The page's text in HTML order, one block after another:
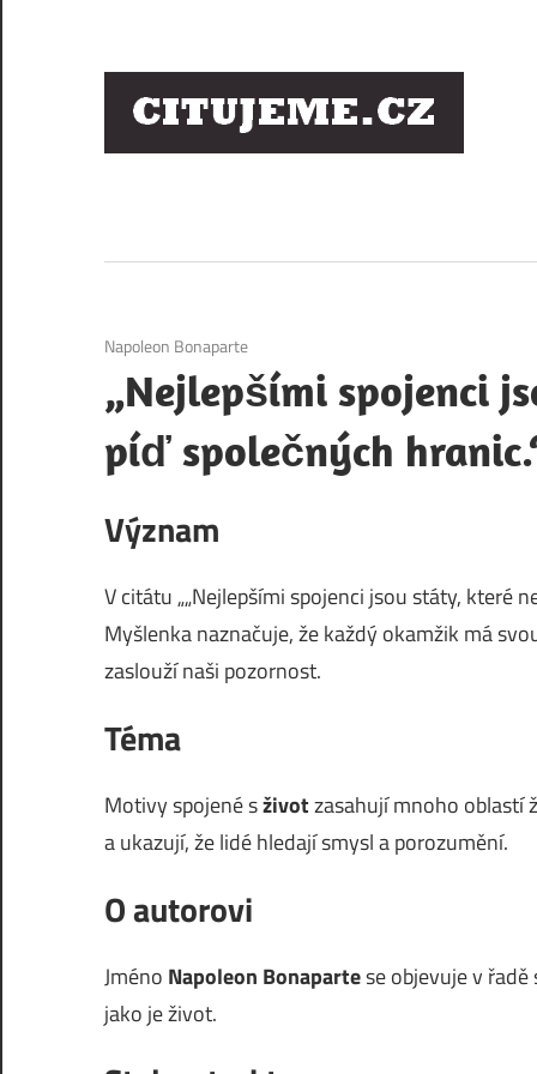
6. 12. 2020
Napoleon Bonaparte
„Nejlepšími spojenci
píď společných
Význam
V citátu „„Nejlepšími spojenci jsou státy, které
Myšlenka naznačuje, že každý okamžik má
zaslouží naši pozornost.
Téma
Motivy spojené sživotzasahují mnoho oblastí
a ukazují, že lidé hledají smysl a porozumění.
O autorovi
Jméno Napoleon Bonapartese objevuje v
jako je život.